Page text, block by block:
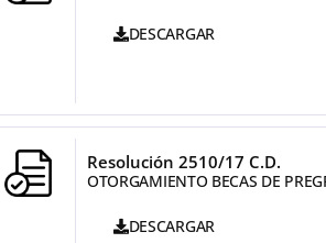
DESCARGAR
Resolución 2510/17 C.D.
OTORGAMIENTO BECAS DE
DESCARGAR